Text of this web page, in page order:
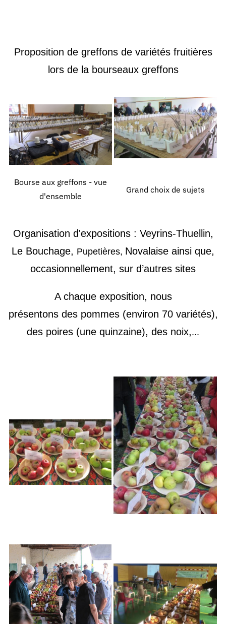
Proposition de greffons de variétés fruitières
lors de la bourseaux greffons
Bourse aux greffons - vue
d'ensemble
Grand choix de sujets
Organisation d'expositions : Veyrins-Thuellin,
Le Bouchage, Pupetières, Novalaise ainsi que,
occasionnellement, sur d’autres sites
A chaque exposition, nous
présentons des pommes (environ 70 variétés),
des poires (une quinzaine), des noix,...